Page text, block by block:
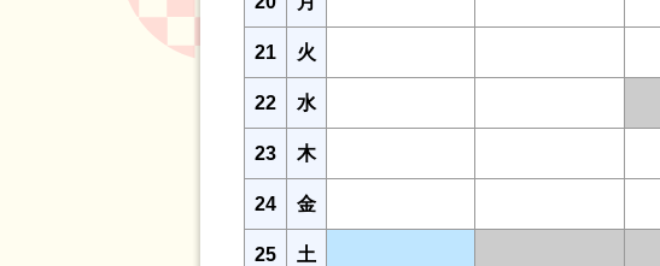
21 火
22 水
23 木
24 金
25 土